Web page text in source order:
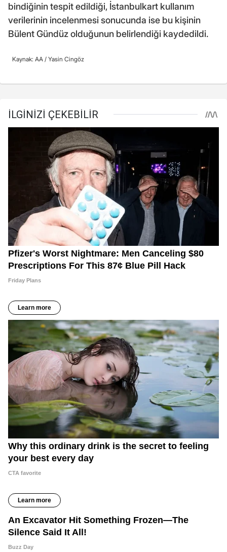
bindiğinin tespit edildiği, İstanbulkart kullanım
verilerinin incelenmesi sonucunda ise bu kişinin
Bülent Gündüz olduğunun belirlendiği kaydedildi.
Kaynak: AA / Yasin Cingöz